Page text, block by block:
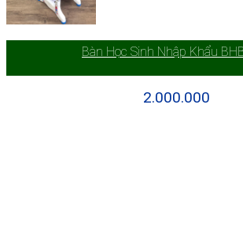
Bàn Học Sinh Nhập Khẩu
2.000.000